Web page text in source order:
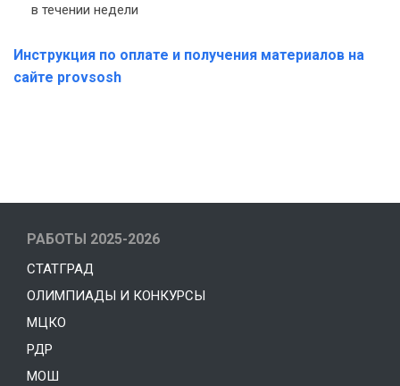
в течении недели
Инструкция по оплате и получения материалов на
сайте provsosh
РАБОТЫ 2025-2026
СТАТГРАД
ОЛИМПИАДЫ И КОНКУРСЫ
МЦКО
РДР
МОШ